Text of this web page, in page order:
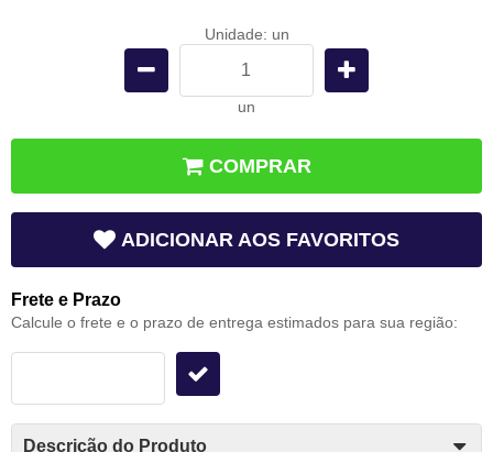
Unidade: un
un
COMPRAR
ADICIONAR AOS FAVORITOS
Frete e Prazo
Calcule o frete e o prazo de entrega estimados para sua região:
Descrição do Produto